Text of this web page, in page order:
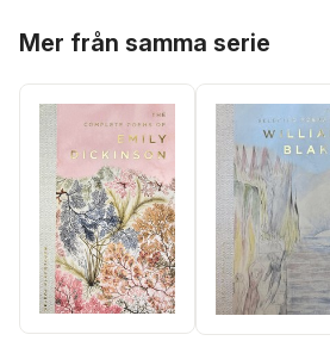
Mer från samma serie